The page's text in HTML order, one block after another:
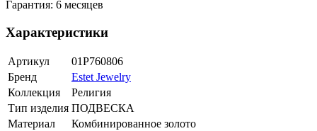
Гарантия: 6 месяцев
Характеристики
Артикул
01Р760806
Бренд
Estet Jewelry
Коллекция
Религия
Тип изделия ПОДВЕСКА
Материал
Комбинированное золото